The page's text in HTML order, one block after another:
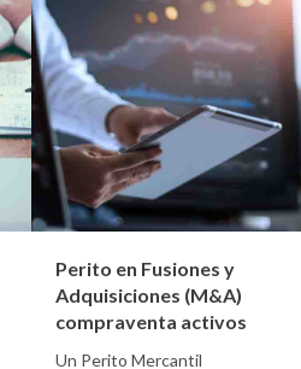
Perito en Fusiones y
Adquisiciones (M&A)
compraventa activos
Un Perito Mercantil